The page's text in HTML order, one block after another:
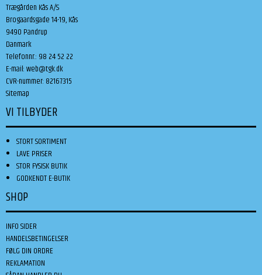
Trægården Kås A/S
Brogaardsgade 14-19, Kås
9490 Pandrup
Danmark
Telefonnr.: 98 24 52 22
E-mail:web@tgk.dk
CVR-nummer: 82167315
Sitemap
VI TILBYDER
STORT SORTIMENT
LAVE PRISER
STOR FYSISK BUTIK
GODKENDT E-BUTIK
SHOP
INFO SIDER
HANDELSBETINGELSER
FØLG DIN ORDRE
REKLAMATION